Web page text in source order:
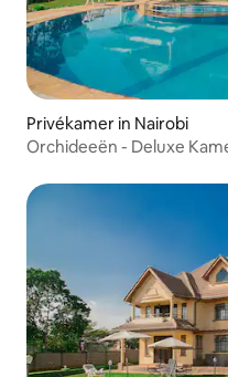
Privékamer in Nairobi
Orchideeën - Deluxe